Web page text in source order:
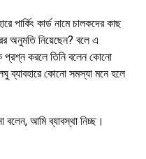
পার্কিং কার্ড নামে চালকদের কাছ
অনুমতি নিয়েছেন? বলে এ
প্রশ্ন করলে তিনি বলেন কোনো
ব্যাবহারে কোনো সমস্যা মনে হলে
বলেন, আমি ব্যাবস্থা নিচ্ছ।